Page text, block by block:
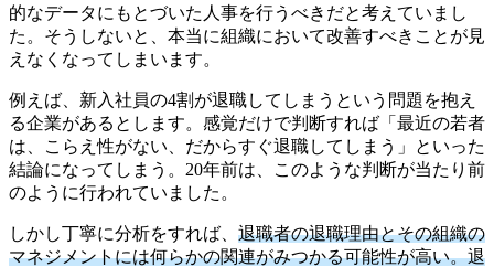
的なデータにもとづいた人事を行うべきだと考えていまし
た。そうしないと、本当に組織において改善すべきことが見
えなくなってしまいます。
例えば、新入社員の4割が退職してしまうという問題を抱え
る企業があるとします。感覚だけで判断すれば「最近の若者
は、こらえ性がない、だからすぐ退職してしまう」といった
結論になってしまう。20年前は、このような判断が当たり前
のように行われていました。
しかし丁寧に分析をすれば、 退職者の退職理由とその組織の
マネジメントには何らかの関連がみつかる可能性が高い。退